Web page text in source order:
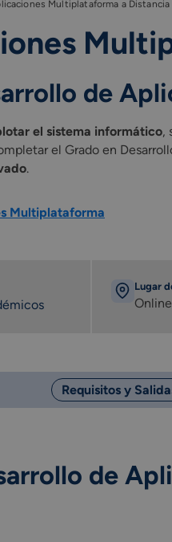
Multiplataforma a Distancia
de
el sistema informático,
el Grado en
.
Multiplataforma
Lugar
Online
Requisitos y
de